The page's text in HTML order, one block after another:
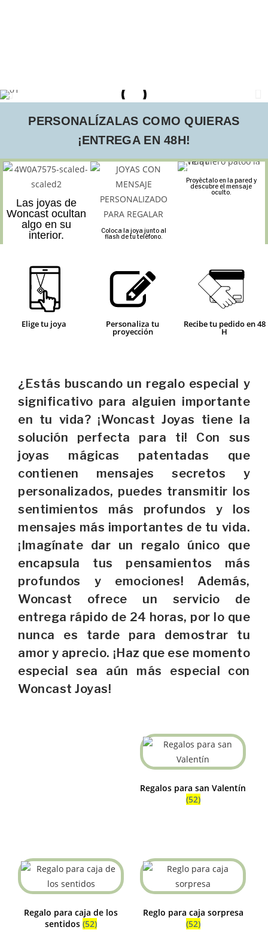
PERSONALÍZALAS COMO QUIERAS
¡ENTREGA EN 48H!
Las joyas de
Woncast ocultan
algo en su
interior.
Coloca la joya junto al
flash de tu teléfono.
Proyéctalo en la pared y
descubre el mensaje
oculto.
Elige tu joya Personaliza tu
proyección
Recibe tu pedido en 48
H
¿Estás buscando un regalo especial y
significativo para alguien importante
en tu vida? ¡Woncast Joyas tiene la
solución perfecta para ti! Con sus
joyas mágicas patentadas que
contienen mensajes secretos y
personalizados, puedes transmitir los
sentimientos más profundos y los
mensajes más importantes de tu vida.
¡Imagínate dar un regalo único que
encapsula tus pensamientos más
profundos y emociones! Además,
Woncast ofrece un servicio de
entrega rápido de 24 horas, por lo que
nunca es tarde para demostrar tu
amor y aprecio. ¡Haz que ese momento
especial sea aún más especial con
Woncast Joyas!
Regalos para san Valentín
(52)
Regalo para caja de los
sentidos (52)
Reglo para caja sorpresa
(52)